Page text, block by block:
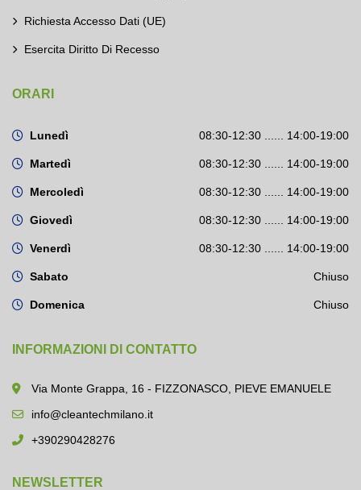
Richiesta Accesso Dati (UE)
Esercita Diritto Di Recesso
ORARI
Lunedì 08:30-12:30 ...... 14:00-19:00
Martedì 08:30-12:30 ...... 14:00-19:00
Mercoledì 08:30-12:30 ...... 14:00-19:00
Giovedì 08:30-12:30 ...... 14:00-19:00
Venerdì 08:30-12:30 ...... 14:00-19:00
Sabato Chiuso
Domenica Chiuso
INFORMAZIONI DI CONTATTO
Via Monte Grappa, 16 - FIZZONASCO, PIEVE EMANUELE
info@cleantechmilano.it
+390290428276
NEWSLETTER